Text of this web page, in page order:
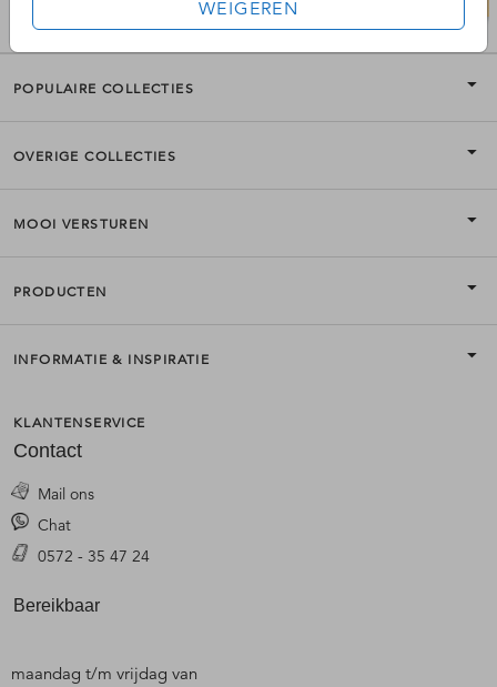
WEIGEREN
POPULAIRE COLLECTIES
OVERIGE COLLECTIES
MOOI VERSTUREN
PRODUCTEN
INFORMATIE & INSPIRATIE
KLANTENSERVICE
Contact
Mail ons
Chat
0572 - 35 47 24
Bereikbaar
maandag t/m vrijdag van